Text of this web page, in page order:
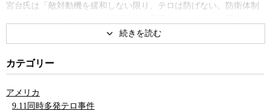
宮台氏は「敵対動機を緩和しない限り、テロは防げない。防衛体制
同時多発テロの持つ意味と近代社会への影響を考えた。
カテゴリー
アメリカ
9.11同時多発テロ事件